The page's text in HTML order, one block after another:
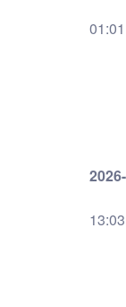
01:01
13:03